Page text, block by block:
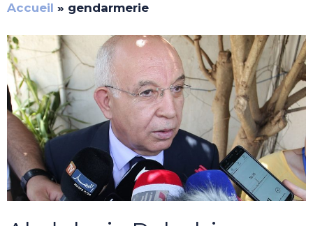
Accueil » gendarmerie